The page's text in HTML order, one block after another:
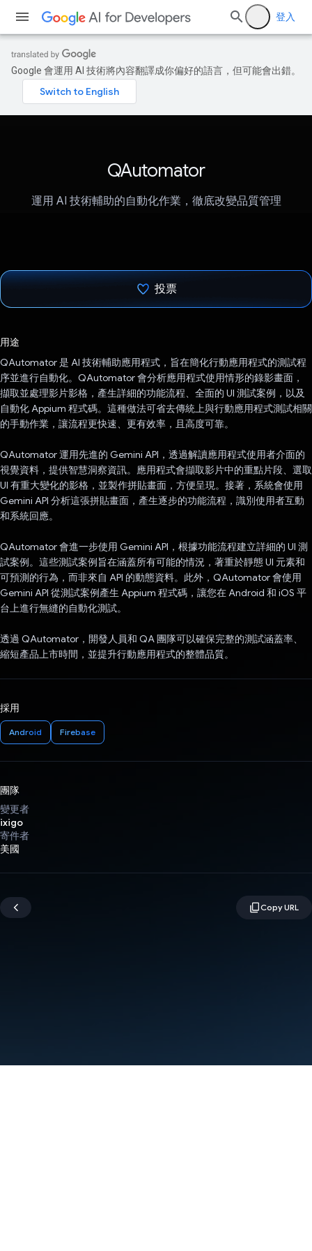
登入
Google 會運用 AI 技術將內容翻譯成你偏好的語言，但可能會出錯。
QAutomator
運用 AI 技術輔助的自動化作業，徹底改變品質管理
投票
用途
QAutomator 是 AI 技術輔助應用程式，旨在簡化行動應用程式的測試程
序並進行自動化。QAutomator 會分析應用程式使用情形的錄影畫面，
擷取並處理影片影格，產生詳細的功能流程、全面的 UI 測試案例，以及
自動化 Appium 程式碼。這種做法可省去傳統上與行動應用程式測試相關
的手動作業，讓流程更快速、更有效率，且高度可靠。
QAutomator 運用先進的 Gemini API，透過解讀應用程式使用者介面的
視覺資料，提供智慧洞察資訊。應用程式會擷取影片中的重點片段、選取
UI 有重大變化的影格，並製作拼貼畫面，方便呈現。接著，系統會使用
Gemini API 分析這張拼貼畫面，產生逐步的功能流程，識別使用者互動
和系統回應。
QAutomator 會進一步使用 Gemini API，根據功能流程建立詳細的 UI 測
試案例。這些測試案例旨在涵蓋所有可能的情況，著重於靜態 UI 元素和
可預測的行為，而非來自 API 的動態資料。此外，QAutomator 會使用
Gemini API 從測試案例產生 Appium 程式碼，讓您在 Android 和 iOS 平
台上進行無縫的自動化測試。
透過 QAutomator，開發人員和 QA 團隊可以確保完整的測試涵蓋率、
縮短產品上市時間，並提升行動應用程式的整體品質。
採用
Android Firebase
團隊
變更者
ixigo
寄件者
美國